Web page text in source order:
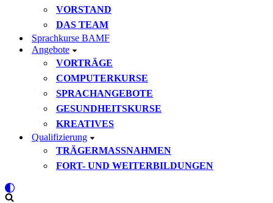
VORSTAND
DAS TEAM
Sprachkurse BAMF
Angebote
VORTRÄGE
COMPUTERKURSE
SPRACHANGEBOTE
GESUNDHEITSKURSE
KREATIVES
Qualifizierung
TRÄGERMASSNAHMEN
FORT- UND WEITERBILDUNGEN